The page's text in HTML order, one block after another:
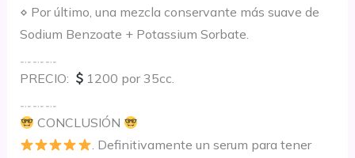
⋄ Por último, una mezcla conservante más suave de
Sodium Benzoate + Potassium Sorbate.
PRECIO:
1200 por 35cc.
CONCLUSIÓN
. Definitivamente un serum para tener